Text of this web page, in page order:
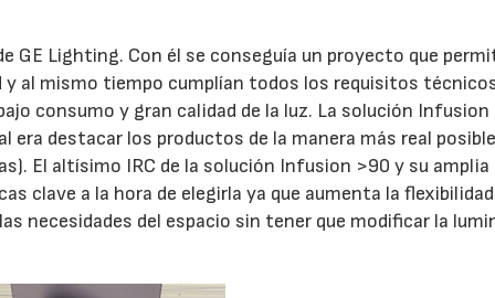
GE Lighting. Con él se conseguía un proyecto que
al mismo tiempo cumplían todos los requisitos
consumo y gran calidad de la luz. La solución Infusion
destacar los productos de la manera más real
El altísimo IRC de la solución Infusion >90 y su amplia
clave a la hora de elegirla ya que aumenta la
necesidades del espacio sin tener que modificar la